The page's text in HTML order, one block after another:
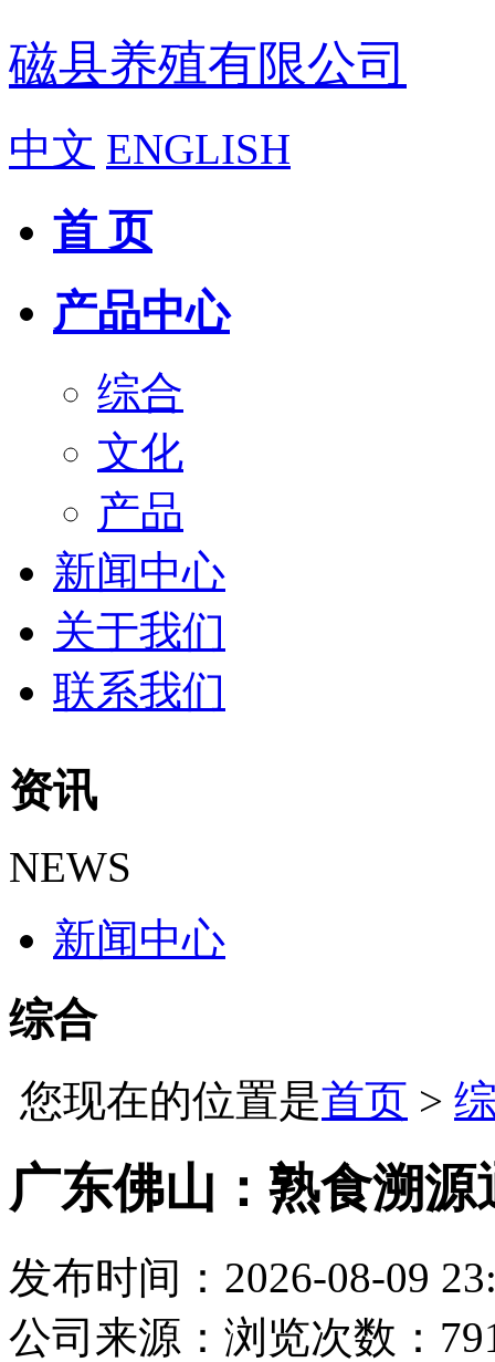
磁县养殖有限公司
中文 ENGLISH
首 页
产品中心
综合
文化
产品
新闻中心
关于我们
联系我们
资讯
NEWS
新闻中心
综合
您现在的位置是首页 >
广东佛山：熟食溯
发布时间：2026-08-09
公司 来源： 浏览次数：